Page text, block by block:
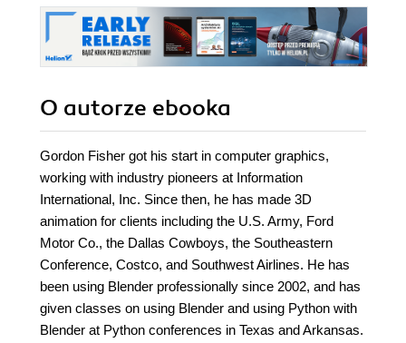
detail a model for a
3D printer
O autorze ebooka
Gordon Fisher got his start in computer graphics,
working with industry pioneers at Information
International, Inc. Since then, he has made 3D
animation for clients including the U.S. Army, Ford
Motor Co., the Dallas Cowboys, the Southeastern
Conference, Costco, and Southwest Airlines. He has
been using Blender professionally since 2002, and has
given classes on using Blender and using Python with
Blender at Python conferences in Texas and Arkansas.